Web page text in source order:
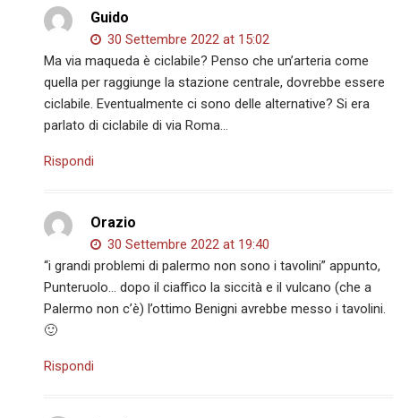
Guido
30 Settembre 2022 at 15:02
Ma via maqueda è ciclabile? Penso che un’arteria come
quella per raggiunge la stazione centrale, dovrebbe essere
ciclabile. Eventualmente ci sono delle alternative? Si era
parlato di ciclabile di via Roma…
Rispondi
Orazio
30 Settembre 2022 at 19:40
“i grandi problemi di palermo non sono i tavolini” appunto,
Punteruolo… dopo il ciaffico la siccità e il vulcano (che a
Palermo non c’è) l’ottimo Benigni avrebbe messo i tavolini.
🙂
Rispondi